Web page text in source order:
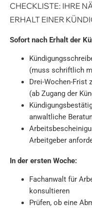
CHECKLISTE: IHRE
ERHALT EINER
Sofort nach Erhalt der
(muss schriftlich
Drei-Wochen-Frist
(ab Zugang der
anwaltliche
Arbeitgeber
In der ersten Woche:
Fachanwalt für
konsultieren
Prüfen, ob eine